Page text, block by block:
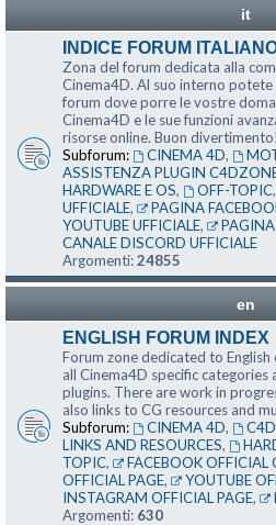
it
INDICE FORUM
Zona del forum dedicata alla
Cinema4D. Al suo interno
forum dove porre le vostre
Cinema4D e le sue funzioni
risorse online. Buon divertimento!
Subforum:
CINEMA 4D,
ASSISTENZA PLUGIN
HARDWARE E OS, OFF-TOPIC,
UFFICIALE, PAGINA
YOUTUBE UFFICIALE,
CANALE DISCORD UFFICIALE
Argomenti:24855
en
ENGLISH FORUM INDEX
Forum zone dedicated to
all Cinema4D specific
plugins. There are work in
also links to CG resources and
Subforum:
CINEMA 4D,
LINKS AND RESOURCES,
TOPIC, FACEBOOK OFFICIAL
OFFICIAL PAGE, YOUTUBE
INSTAGRAM OFFICIAL PAGE,
Argomenti: 630